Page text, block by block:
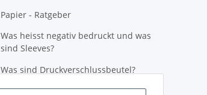
Papier - Ratgeber
Was heisst negativ bedruckt und was
sind Sleeves?
Was sind Druckverschlussbeutel?